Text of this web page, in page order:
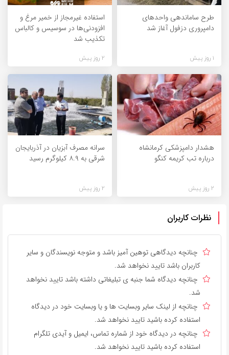
طرح ساماندهی واحدهای
دامپروری دزفول آغاز شد
1 روز پیش
استفاده غیرمجاز از خمیر مرغ و
افزودنی‌ها در سوسیس و کالباس
تکذیب شد
2 روز پیش
هشدار دامپزشکی کرمانشاه
درباره تب کریمه کنگو
2 روز پیش
سرانه مصرف آبزیان در آذربایجان
شرقی به ۸.۹ کیلوگرم رسید
2 روز پیش
نظرات کاربران
چنانچه دیدگاهی توهین آمیز باشد و متوجه نویسندگان و سایر
کاربران باشد تایید نخواهد شد.
چنانچه دیدگاه شما جنبه ی تبلیغاتی داشته باشد تایید نخواهد
شد.
چنانچه از لینک سایر وبسایت ها و یا وبسایت خود در دیدگاه
استفاده کرده باشید تایید نخواهد شد.
چنانچه در دیدگاه خود از شماره تماس، ایمیل و آیدی تلگرام
استفاده کرده باشید تایید نخواهد شد.